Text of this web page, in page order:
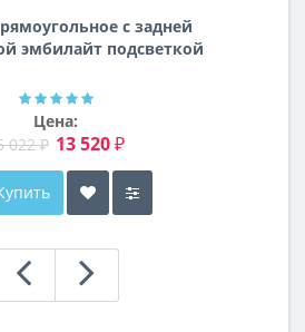
с задней
эмбилайт подсветкой
Цена:
022 ₽ 13 520 ₽